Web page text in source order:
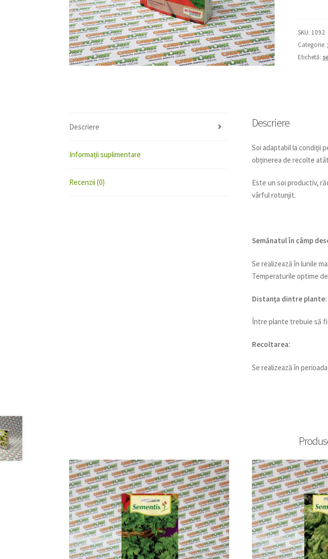
50g
SKU: 1092
Categorie:
Etichetă:
Descriere
Informații suplimentare
Recenzii (0)
Descriere
Soi adaptabil la condiţii
obţinerea de recolte
Este un soi productiv,
vârful rotunjit.
Semănatulîn câmp
Se realizează în lunile
Temperaturile optime
Distanţa dintre plante:
Între plante trebuie să
Recoltarea:
Se realizează în